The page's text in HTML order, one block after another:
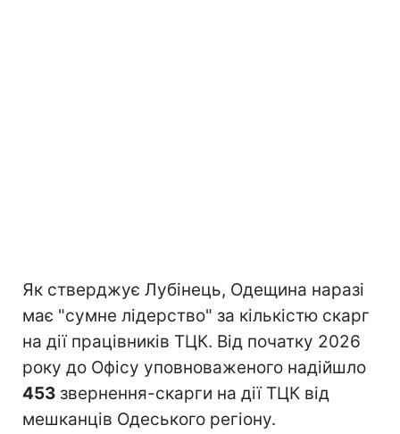
Як стверджує Лубінець, Одещина наразі
має "сумне лідерство" за кількістю скарг
на дії працівників ТЦК. Від початку 2026
року до Офісу уповноваженого надійшло
453 звернення-скарги на дії ТЦК від
мешканців Одеського регіону.